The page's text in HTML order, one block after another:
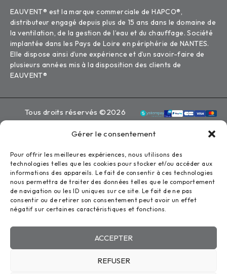
Gérer le consentement
Pour offrir les meilleures expériences, nous utilisons des
technologies telles que les cookies pour stocker et/ou accéder aux
informations des appareils. Le fait de consentir à ces technologies
nous permettra de traiter des données telles que le comportement
de navigation ou les ID uniques sur ce site. Le fait de ne pas
consentir ou de retirer son consentement peut avoir un effet
négatif sur certaines caractéristiques et fonctions.
ACCEPTER
REFUSER
EAUVENT® est la marque commerciale de HAPCO®,
distributeur engagé depuis plus de 15 ans dans le domaine de
la ventilation, de la gestion de l’eau et du chauffage. Société
implantée dans les Pays de Loire en périphérie de NANTES.
Elle dispose ainsi d’une expérience et d’un savoir-faire de
plusieurs années mis à la disposition des clients de
EAUVENT®
Tous droits réservés ©2026
Eauvent
Mentions légales
Politique de confidentialité
Conception : Zoan
COMPARE (0)